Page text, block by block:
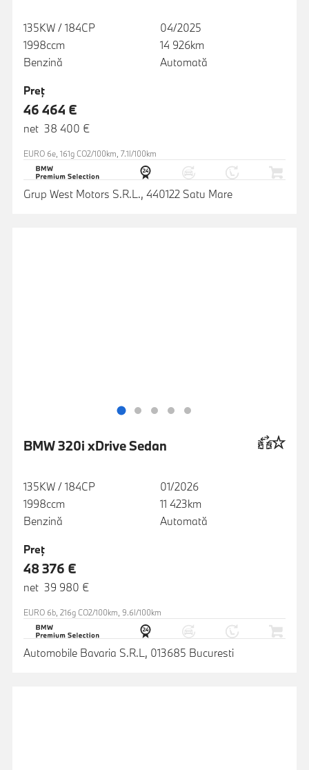
135KW / 184CP
1998ccm
Benzină
04/2025
14 926km
Automată
Preţ
46 464 €
net 38 400 €
EURO 6e, 161g CO2/100km, 7.1l/100km
Grup West Motors S.R.L., 440122 Satu Mare
BMW 320i xDrive Sedan
135KW / 184CP
1998ccm
Benzină
01/2026
11 423km
Automată
Preţ
48 376 €
net 39 980 €
EURO 6b, 216g CO2/100km, 9.6l/100km
Automobile Bavaria S.R.L, 013685 Bucuresti